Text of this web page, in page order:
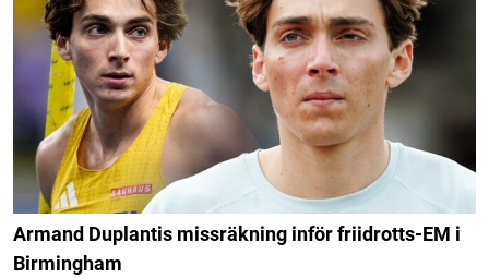
Armand Duplantis missräkning inför friidrotts-EM i
Birmingham